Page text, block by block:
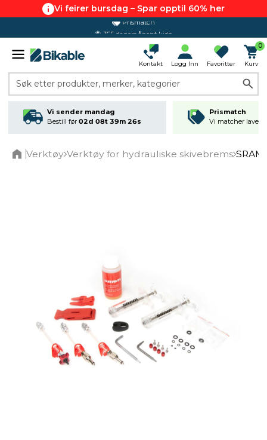
Vi feirer bursdag – Spar opptil 60% her
365 dagers åpent kjøp
Kontakt Logg Inn Favoritter
0
Kurv
Søk etter produkter, merker, kategorier
Vi sender mandag
Bestill før 02d 08t 39m 25s
Prismatch
Vi matcher
Verktøy Verktøy for hydrauliske skivebrems